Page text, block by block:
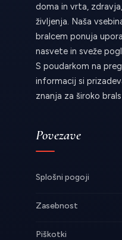
doma in vrta,
življenja. Naša
bralcem ponuja
nasvete in sveže
S poudarkom na
informacij si
znanja za široko
Povezave
Splošni pogoji
Zasebnost
Piškotki